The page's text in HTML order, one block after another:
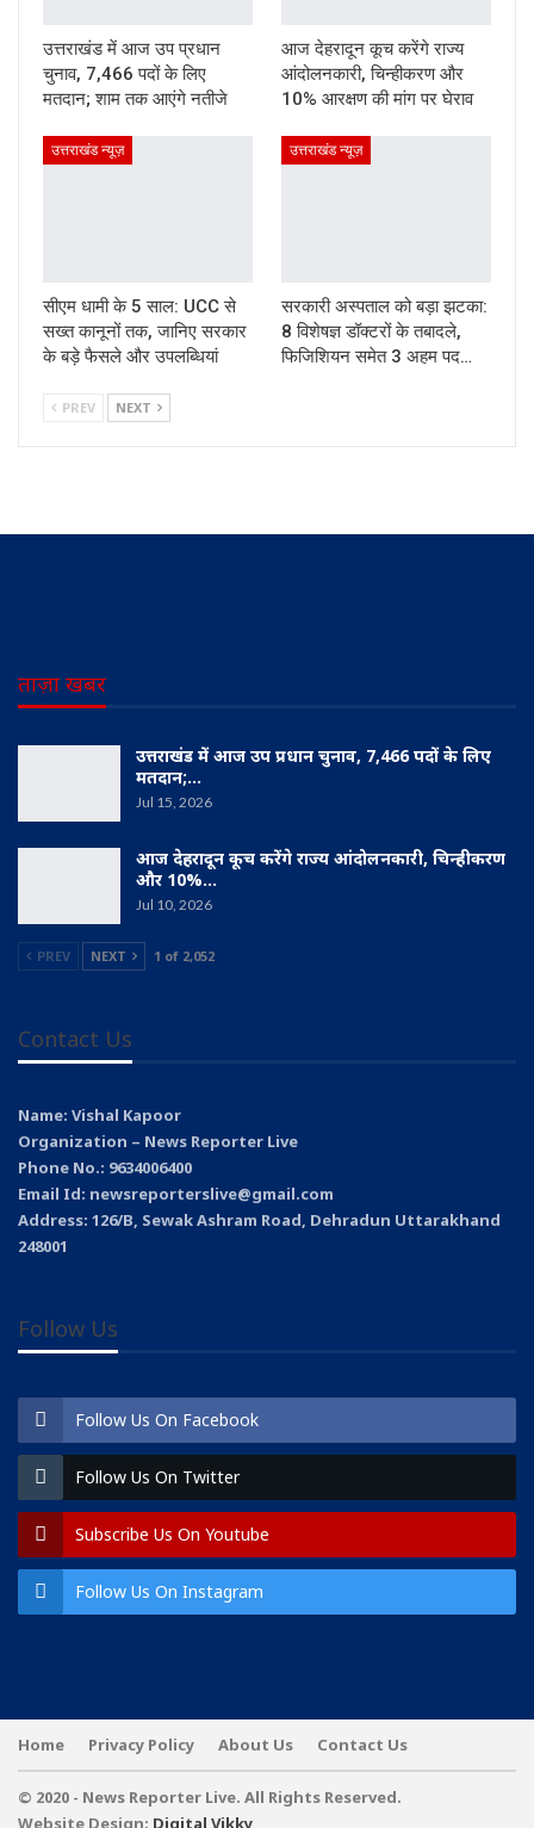
उत्तराखंड में आज उप प्रधान
चुनाव, 7,466 पदों के लिए
मतदान; शाम तक आएंगे नतीजे
आज देहरादून कूच करेंगे राज्य
आंदोलनकारी, चिन्हीकरण और
10% आरक्षण की मांग पर घेराव
उत्तराखंड न्यूज़
सीएम धामी के 5 साल: UCC से
सख्त कानूनों तक, जानिए सरकार
के बड़े फैसले और उपलब्धियां
उत्तराखंड न्यूज़
सरकारी अस्पताल को बड़ा झटका:
8 विशेषज्ञ डॉक्टरों के तबादले,
फिजिशियन समेत 3 अहम पद…
PREV NEXT
ताज़ा खबर
उत्तराखंड में आज उप प्रधान चुनाव, 7,466 पदों के लिए
मतदान;…
Jul 15, 2026
आज देहरादून कूच करेंगे राज्य आंदोलनकारी, चिन्हीकरण
और 10%…
Jul 10, 2026
PREV NEXT 1 of 2,052
Contact Us
Name: Vishal Kapoor
Organization – News Reporter Live
Phone No.: 9634006400
Email Id: newsreporterslive@gmail.com
Address: 126/B, Sewak Ashram Road, Dehradun Uttarakhand
248001
Follow Us
Follow Us On Facebook
Follow Us On Twitter
Subscribe Us On Youtube
Follow Us On Instagram
Home Privacy Policy About Us Contact Us
© 2020 - News Reporter Live. All Rights Reserved.
Website Design: Digital Vikky